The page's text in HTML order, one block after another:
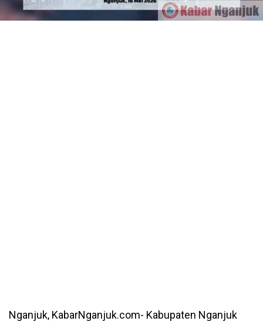
Nganjuk, KabarNganjuk.com- Kabupaten Nganjuk